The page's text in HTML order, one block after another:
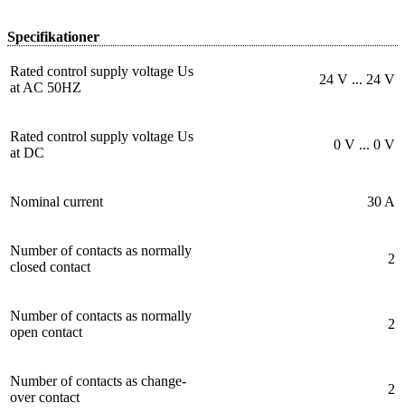
Specifikationer
Rated control supply voltage Us
at AC 50HZ
24 V ... 24 V
Rated control supply voltage Us
at DC
0 V ... 0 V
Nominal current 30 A
Number of contacts as normally
closed contact
2
Number of contacts as normally
open contact
2
Number of contacts as change-
over contact
2